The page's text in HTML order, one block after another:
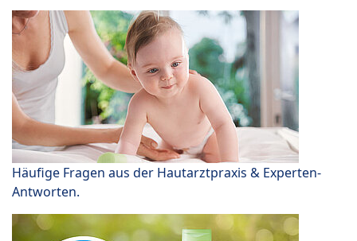
Häufige Fragen aus der Hautarztpraxis & Experten-
Antworten.